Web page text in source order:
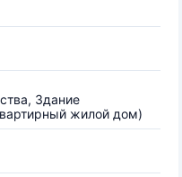
Здание
жилой дом)